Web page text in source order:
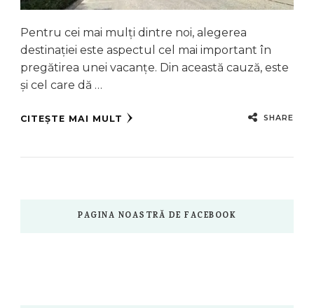
Pentru cei mai mulți dintre noi, alegerea
destinației este aspectul cel mai important în
pregătirea unei vacanțe. Din această cauză, este
și cel care dă …
CITEȘTE MAI MULT SHARE
PAGINA NOASTRĂ DE FACEBOOK